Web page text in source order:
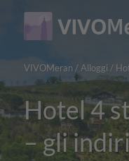
Main
content
Main
navigation
VIVOMeran / Alloggi /
Hotel 4
– gli